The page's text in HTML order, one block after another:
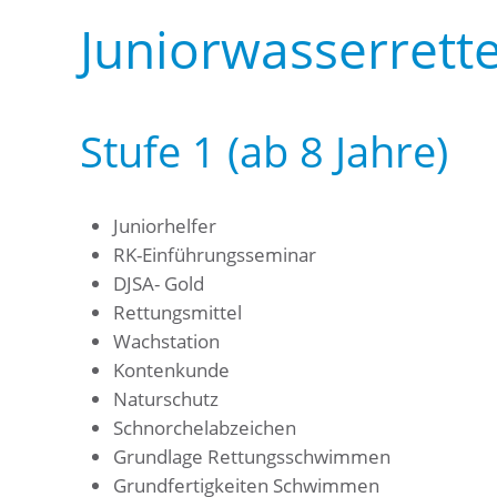
Stufe 1 (ab 8 Jahre)
Juniorhelfer
RK-Einführungsseminar
DJSA- Gold
Rettungsmittel
Wachstation
Kontenkunde
Naturschutz
Schnorchelabzeichen
Grundlage Rettungsschwimmen
Grundfertigkeiten Schwimmen